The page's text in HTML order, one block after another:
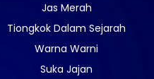
Jas Merah
Tiongkok Dalam Sejarah
Warna Warni
Suka Jajan